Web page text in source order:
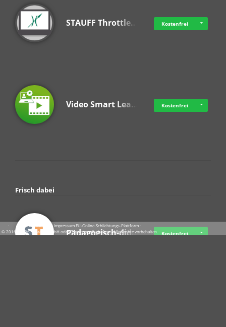
STAUFF Throttle… Kostenfrei
Video Smart Lea… Kostenfrei
Frisch dabei
Pädagogisch-did… Kostenfrei
· · ·Datenschutz ·Impressum EU-Online-Schlichtungs-Plattform·
© 2016 - 2026 SupraTix GmbH oder Partnergesellschaften - Alle Rechte vorbehalten.